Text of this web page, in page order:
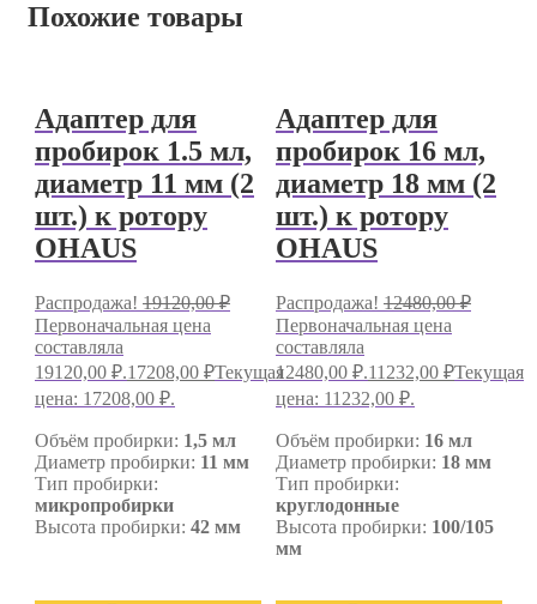
Похожие товары
Адаптер для
пробирок 1.5 мл,
диаметр 11 мм (2
шт.) к ротору
OHAUS
Распродажа! 19120,00₽
Первоначальная цена
составляла
19120,00 ₽.17208,00 ₽Текущая
цена: 17208,00 ₽.
Объём пробирки: 1,5 мл
Диаметр пробирки: 11 мм
Тип пробирки:
микропробирки
Высота пробирки: 42 мм
Адаптер для
пробирок 16 мл,
диаметр 18 мм (2
шт.) к ротору
OHAUS
Распродажа! 12480,00₽
Первоначальная цена
составляла
12480,00 ₽.11232,00 ₽Текущая
цена: 11232,00 ₽.
Объём пробирки: 16 мл
Диаметр пробирки: 18 мм
Тип пробирки:
круглодонные
Высота пробирки: 100/105
мм